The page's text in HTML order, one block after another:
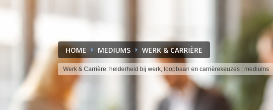
HOME MEDIUMS WERK & CARRIÈRE
Werk & Carrière: helderheid bij werk, loopbaan en carrièrekeuzes | mediums